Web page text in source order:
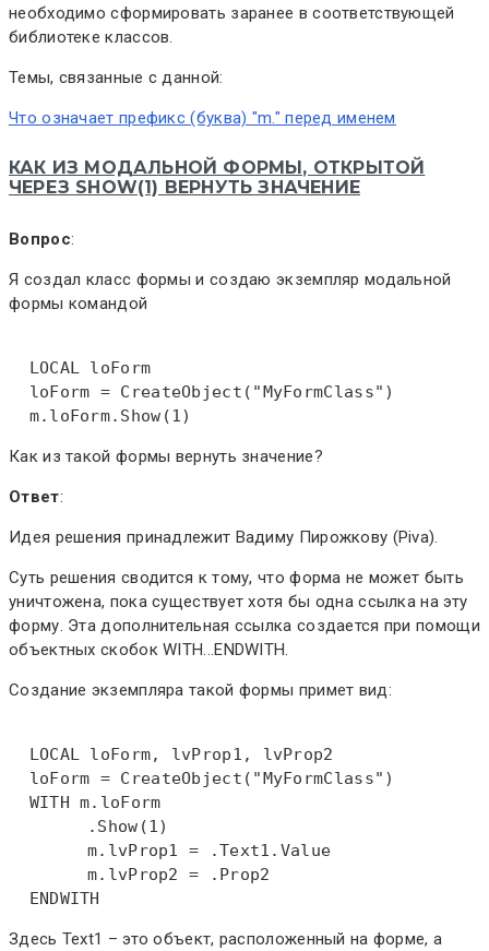
необходимо сформировать заранее в соответствующей
библиотеке классов.
Темы, связанные с данной:
Что означает префикс (буква) "m." перед именем
КАК ИЗ МОДАЛЬНОЙ ФОРМЫ, ОТКРЫТОЙ
ЧЕРЕЗ SHOW(1) ВЕРНУТЬ ЗНАЧЕНИЕ
Вопрос:
Я создал класс формы и создаю экземпляр модальной
формы командой
LOCAL loForm
  loForm =
CreateObject ("MyFormClass")
  m.loForm.
Show (1)
Как из такой формы вернуть значение?
Ответ:
Идея решения принадлежит Вадиму Пирожкову (Piva).
Суть решения сводится к тому, что форма не может быть
уничтожена, пока существует хотя бы одна ссылка на эту
форму. Эта дополнительная ссылка создается при помощи
объектных скобок WITH...ENDWITH.
Создание экземпляра такой формы примет вид:
LOCAL loForm, lvProp1, lvProp2
  loForm =
CreateObject ("MyFormClass")
WITH m.loForm
  	.
Show (1)
  	m.lvProp1 = .
Text1.Value
ENDWITH
Здесь Text1 – это объект, расположенный на форме, а